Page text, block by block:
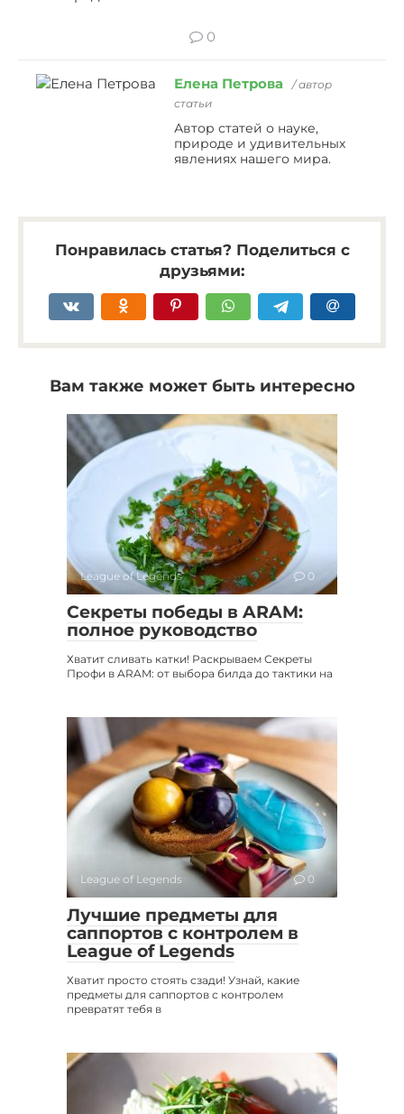
0
Елена Петрова
/ автор
статьи
Автор статей о науке,
природе и удивительных
явлениях нашего мира.
Понравилась статья? Поделиться с
друзьями:
Вам также может быть интересно
League of Legends 0
Секреты победы в ARAM:
полное руководство
Хватит сливать катки! Раскрываем Секреты
Профи в ARAM: от выбора билда до тактики на
League of Legends 0
Лучшие предметы для
саппортов с контролем в
League of Legends
Хватит просто стоять сзади! Узнай, какие
предметы для саппортов с контролем
превратят тебя в